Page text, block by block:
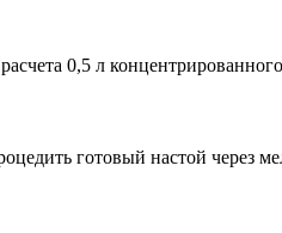
0,5 л
готовый настой через